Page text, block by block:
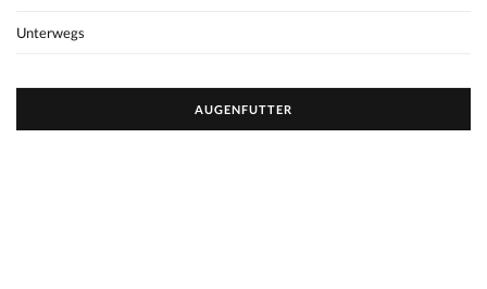
Unterwegs
AUGENFUTTER